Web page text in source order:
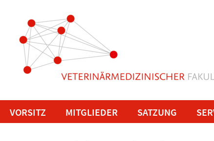
Inhalt
Service-
Navigation
VORSITZ MITGLIEDER SATZUNG